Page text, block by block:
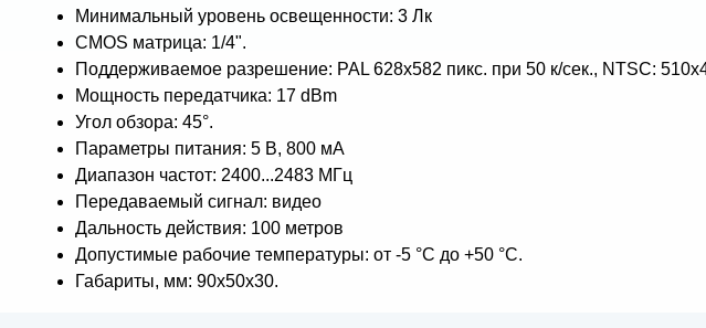
Минимальный уровень освещенности: 3 Лк
CMOS матрица: 1/4".
Поддерживаемое разрешение: PAL 628x582 пикс. при 50 к/сек., NTSC:
Мощность передатчика: 17 dBm
Угол обзора: 45°.
Параметры питания: 5 В, 800 мА
Диапазон частот: 2400...2483 МГц
Передаваемый сигнал: видео
Дальность действия: 100 метров
Допустимые рабочие температуры: от -5 °С до +50 °С.
Габариты, мм: 90х50х30.